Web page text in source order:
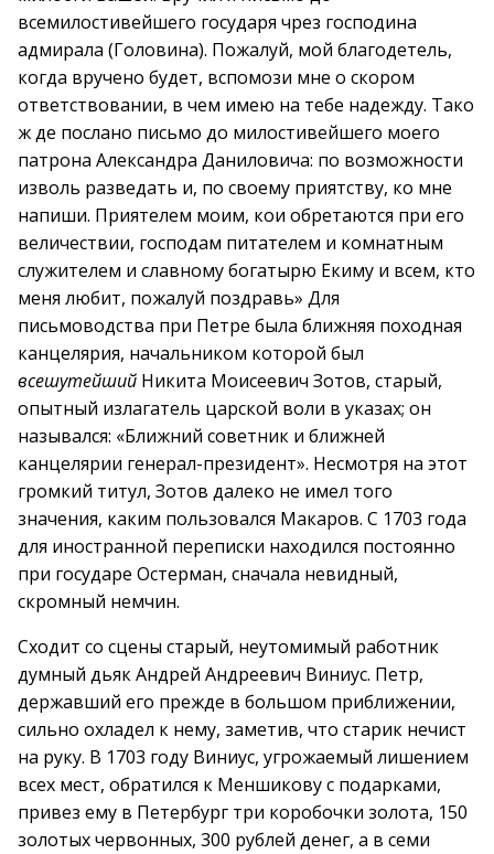
всемилостивейшего государя чрез господина
адмирала (Головина). Пожалуй, мой благодетель,
когда вручено будет, вспомози мне о скором
ответствовании, в чем имею на тебе надежду. Тако
ж де послано письмо до милостивейшего моего
патрона Александра Даниловича: по возможности
изволь разведать и, по своему приятству, ко мне
напиши. Приятелем моим, кои обретаются при его
величествии, господам питателем и комнатным
служителем и славному богатырю Екиму и всем, кто
меня любит, пожалуй поздравь» Для
письмоводства при Петре была ближняя походная
канцелярия, начальником которой был
всешутейший Никита Моисеевич Зотов, старый,
опытный излагатель царской воли в указах; он
назывался: «Ближний советник и ближней
канцелярии генерал-президент». Несмотря на этот
громкий титул, Зотов далеко не имел того
значения, каким пользовался Макаров. С 1703 года
для иностранной переписки находился постоянно
при государе Остерман, сначала невидный,
скромный немчин.
Сходит со сцены старый, неутомимый работник
думный дьяк Андрей Андреевич Виниус. Петр,
державший его прежде в большом приближении,
сильно охладел к нему, заметив, что старик нечист
на руку. В 1703 году Виниус, угрожаемый лишением
всех мест, обратился к Меншикову с подарками,
привез ему в Петербург три коробочки золота, 150
золотых червонных, 300 рублей денег, а в семи